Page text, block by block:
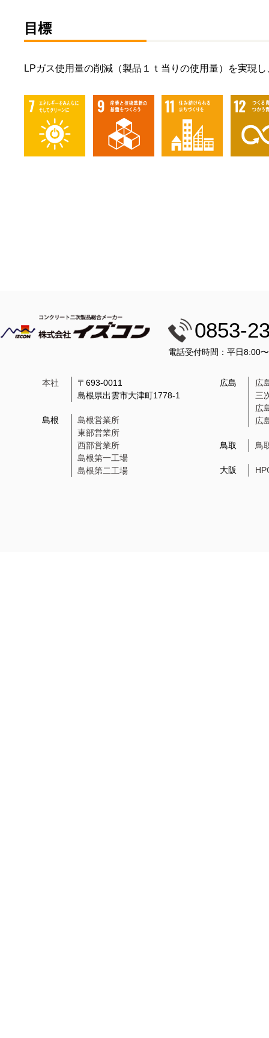
目標
LPガス使用量の削減（製品１ｔ当りの使用量）を実現
0853-
電話受付時間：平日8:00
本社
〒693-0011
島根県出雲市大津町1778-1
島根
島根営業所
東部営業所
西部営業所
島根第一工場
島根第二工場
広島
広
三
広
広
鳥取 鳥
大阪